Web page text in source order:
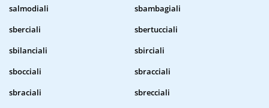
salmodiali
sbambagiali
sberciali
sbertucciali
sbilanciali
sbirciali
sbocciali
sbracciali
sbraciali
sbrecciali